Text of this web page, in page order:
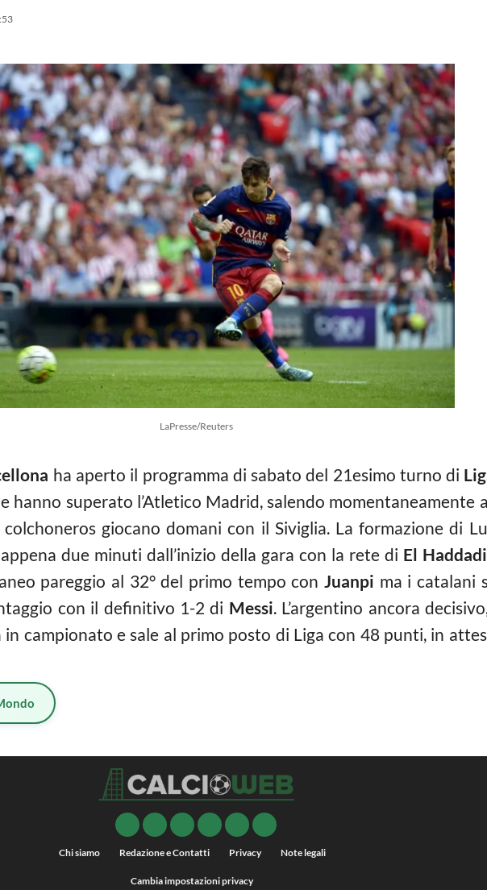
LaPresse/Reuters
ha aperto il programma di sabato del 21esimo turno di
hanno superato l’Atletico Madrid, salendo momentaneamente
giocano domani con il Siviglia. La formazione di
due minuti dall’inizio della gara con la rete di El Haddadi
pareggio al 32° del primo tempo con Juanpi ma i catalani
con il definitivo 1-2 di Messi. L’argentino ancora
campionato e sale al primo posto di Liga con 48 punti, in
Chi siamo Redazione e Contatti Privacy Note legali
Cambia impostazioni privacy